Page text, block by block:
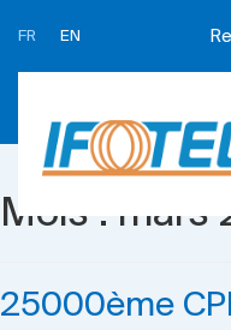
FR EN
Actualités
Support
Mes devis
Expertises
Mois : mars
25000ème